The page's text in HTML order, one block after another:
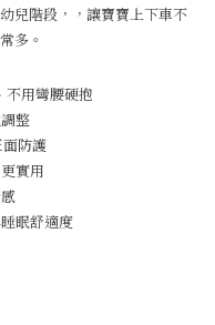
兒階段，，讓寶寶上下車不
多。
不用彎腰硬抱
整
防護
實用
眠舒適度